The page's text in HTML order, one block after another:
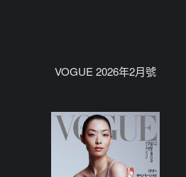
VOGUE 2026年2月號